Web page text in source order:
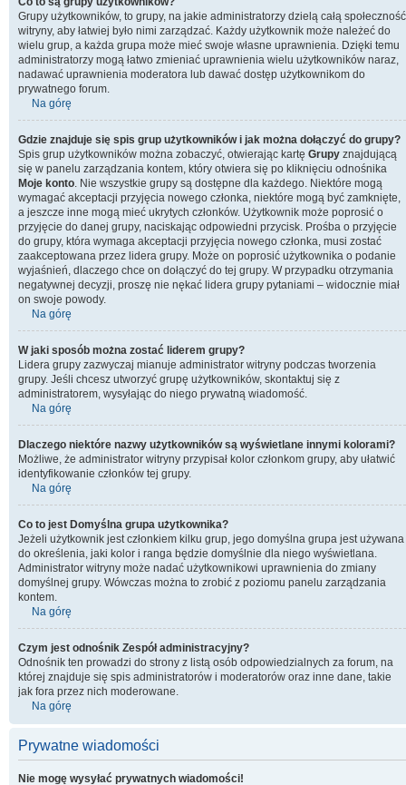
Grupy użytkowników, to grupy, na jakie administratorzy dzielą całą społeczność
witryny, aby łatwiej było nimi zarządzać. Każdy użytkownik może należeć do
wielu grup, a każda grupa może mieć swoje własne uprawnienia. Dzięki temu
administratorzy mogą łatwo zmieniać uprawnienia wielu użytkowników naraz,
nadawać uprawnienia moderatora lub dawać dostęp użytkownikom do
prywatnego forum.
Na górę
Gdzie znajduje się spis grup użytkowników i jak można dołączyć do grupy?
Spis grup użytkowników można zobaczyć, otwierając kartę Grupy znajdującą
się w panelu zarządzania kontem, który otwiera się po kliknięciu odnośnika
Moje konto. Nie wszystkie grupy są dostępne dla każdego. Niektóre mogą
wymagać akceptacji przyjęcia nowego członka, niektóre mogą być zamknięte,
a jeszcze inne mogą mieć ukrytych członków. Użytkownik może poprosić o
przyjęcie do danej grupy, naciskając odpowiedni przycisk. Prośba o przyjęcie
do grupy, która wymaga akceptacji przyjęcia nowego członka, musi zostać
zaakceptowana przez lidera grupy. Może on poprosić użytkownika o podanie
wyjaśnień, dlaczego chce on dołączyć do tej grupy. W przypadku otrzymania
negatywnej decyzji, proszę nie nękać lidera grupy pytaniami – widocznie miał
on swoje powody.
Na górę
W jaki sposób można zostać liderem grupy?
Lidera grupy zazwyczaj mianuje administrator witryny podczas tworzenia
grupy. Jeśli chcesz utworzyć grupę użytkowników, skontaktuj się z
administratorem, wysyłając do niego prywatną wiadomość.
Na górę
Dlaczego niektóre nazwy użytkowników są wyświetlane innymi kolorami?
Możliwe, że administrator witryny przypisał kolor członkom grupy, aby ułatwić
identyfikowanie członków tej grupy.
Na górę
Co to jest Domyślna grupa użytkownika?
Jeżeli użytkownik jest członkiem kilku grup, jego domyślna grupa jest używana
do określenia, jaki kolor i ranga będzie domyślnie dla niego wyświetlana.
Administrator witryny może nadać użytkownikowi uprawnienia do zmiany
domyślnej grupy. Wówczas można to zrobić z poziomu panelu zarządzania
kontem.
Na górę
Czym jest odnośnik Zespół administracyjny?
Odnośnik ten prowadzi do strony z listą osób odpowiedzialnych za forum, na
której znajduje się spis administratorów i moderatorów oraz inne dane, takie
jak fora przez nich moderowane.
Na górę
Prywatne wiadomości
Nie mogę wysyłać prywatnych wiadomości!